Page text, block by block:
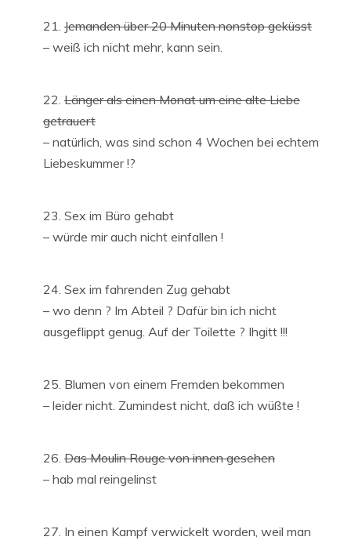
Jemanden über 20 Minuten nonstop geküsst
– weiß ich nicht mehr, kann sein.
Länger als einen Monat um eine alte Liebe
getrauert
– natürlich, was sind schon 4 Wochen bei echtem
Liebeskummer !?
Sex im Büro gehabt
– würde mir auch nicht einfallen !
Sex im fahrenden Zug gehabt
– wo denn ? Im Abteil ? Dafür bin ich nicht
ausgeflippt genug. Auf der Toilette ? Ihgitt !!!
Blumen von einem Fremden bekommen
– leider nicht. Zumindest nicht, daß ich wüßte !
Das Moulin Rouge von innen gesehen
– hab mal reingelinst
In einen Kampf verwickelt worden, weil man